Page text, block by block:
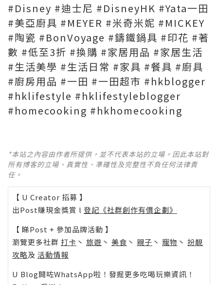
#Disney #迪士尼 #DisneyHK #Yata一田
#美亞廚具 #MEYER #米奇米妮 #MICKEY
#陶瓷 #BonVoyage #鑄鐵鍋具 #印花 #著
數 #低至3折 #換購 #家居用品 #家居生活
#生活美學 #生活日常 #家具 #餐具 #廚具
#廚房用品 #一田 #一田超市 #hkblogger
#hklifestyle #hklifestyleblogger
#homecooking #hkhomecooking
*本站之內容由作者所提供，並不代表本站的立場。因此本站對
所有博客的立場、真實性、準確性及完整性不負任何法律責
任。
【 U Creator 招募 】
出Post賺現金獎賞 l 登記《社群創作有價企劃》
【 睇Post + 參加品牌活動 】
瀏覽更多社群 打卡 丶 旅遊 丶 美食 丶 親子 丶 寵物 丶 扮靚
攻略及 活動情報
U Blog開咗WhatsApp啦！發掘更多吃喝玩樂資訊！